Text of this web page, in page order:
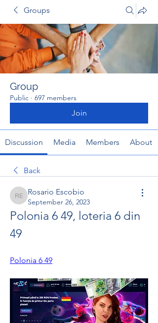
Groups
Group
Public · 697 members
Join
Discussion Media Members About
Back
Rosario Escobio
Rosario Escobio
September 26, 2023
Polonia 6 49, loteria 6 din
49
Polonia 6 49